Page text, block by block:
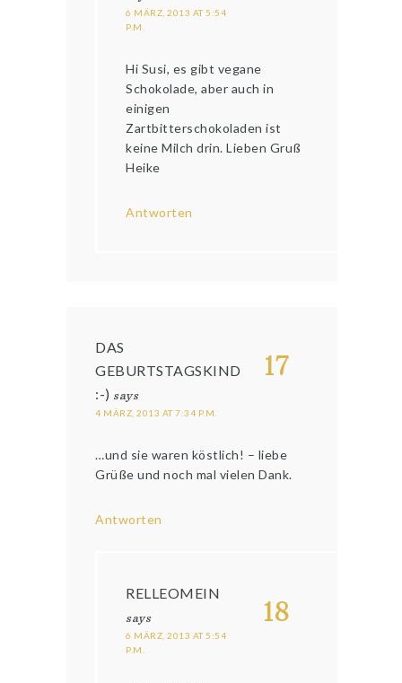
6 MÄRZ, 2013 AT 5:54
P.M.
Hi Susi, es gibt vegane
Schokolade, aber auch in
einigen
Zartbitterschokoladen ist
keine Milch drin. Lieben Gruß
Heike
Antworten
17
DAS
GEBURTSTAGSKIND
:-) says
4 MÄRZ, 2013 AT 7:34 P.M.
…und sie waren köstlich! – liebe
Grüße und noch mal vielen Dank.
Antworten
18
RELLEOMEIN
says
6 MÄRZ, 2013 AT 5:54
P.M.